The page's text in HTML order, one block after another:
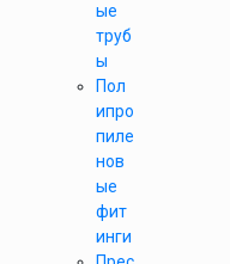
ые
труб
ы
Пол
ипро
пиле
нов
ые
фит
инги